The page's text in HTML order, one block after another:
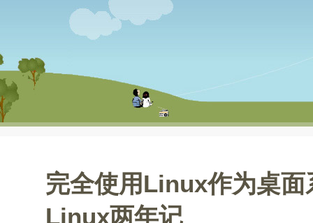
完全使用Linux作为桌
Linux两年记